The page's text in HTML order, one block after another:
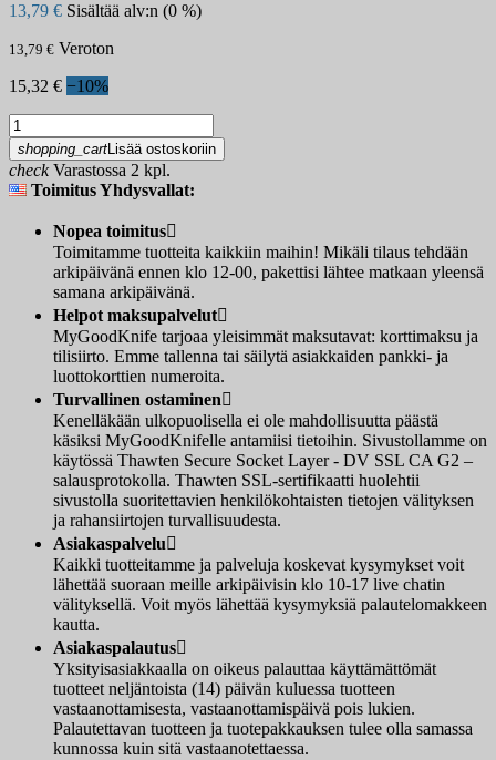
13,79 € Sisältää alv:n (0 %)
13,79 € Veroton
15,32 € −10%
shopping_cartLisää ostoskoriin
checkVarastossa 2 kpl.
Toimitus Yhdysvallat:
Nopea toimitus
Toimitamme tuotteita kaikkiin maihin! Mikäli tilaus tehdään
arkipäivänä ennen klo 12-00, pakettisi lähtee matkaan yleensä
samana arkipäivänä.
Helpot maksupalvelut
MyGoodKnife tarjoaa yleisimmät maksutavat: korttimaksu ja
tilisiirto. Emme tallenna tai säilytä asiakkaiden pankki- ja
luottokorttien numeroita.
Turvallinen ostaminen
Kenelläkään ulkopuolisella ei ole mahdollisuutta päästä
käsiksi MyGoodKnifelle antamiisi tietoihin. Sivustollamme on
käytössä Thawten Secure Socket Layer - DV SSL CA G2 –
salausprotokolla. Thawten SSL-sertifikaatti huolehtii
sivustolla suoritettavien henkilökohtaisten tietojen välityksen
ja rahansiirtojen turvallisuudesta.
Asiakaspalvelu
Kaikki tuotteitamme ja palveluja koskevat kysymykset voit
lähettää suoraan meille arkipäivisin klo 10-17 live chatin
välityksellä. Voit myös lähettää kysymyksiä palautelomakkeen
kautta.
Asiakaspalautus
Yksityisasiakkaalla on oikeus palauttaa käyttämättömät
tuotteet neljäntoista (14) päivän kuluessa tuotteen
vastaanottamisesta, vastaanottamispäivä pois lukien.
Palautettavan tuotteen ja tuotepakkauksen tulee olla samassa
kunnossa kuin sitä vastaanotettaessa.